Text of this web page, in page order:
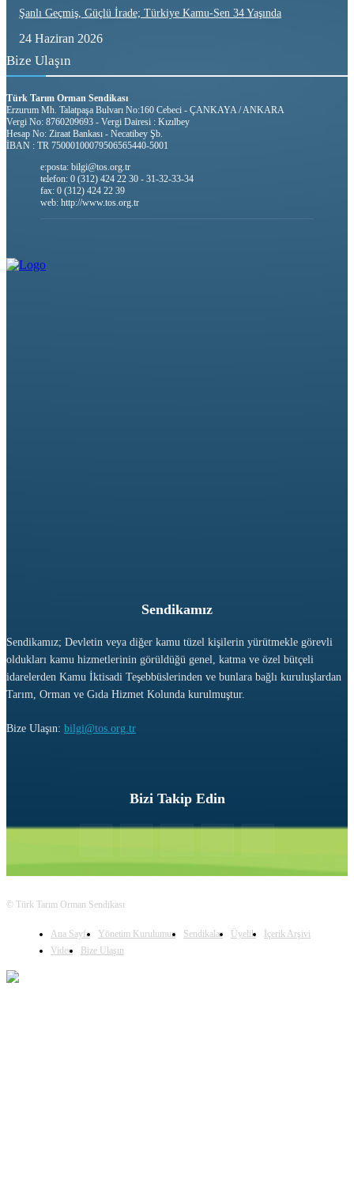
Şanlı Geçmiş, Güçlü İrade; Türkiye Kamu-Sen 34 Yaşında
24 Haziran 2026
Bize Ulaşın
Türk Tarım Orman Sendikası
Erzurum Mh. Talatpaşa Bulvarı No:160 Cebeci - ÇANKAYA / ANKARA
Vergi No: 8760209693 - Vergi Dairesi : Kızılbey
Hesap No: Ziraat Bankası - Necatibey Şb.
İBAN : TR 75000100079506565440-5001
e:posta: bilgi@tos.org.tr
telefon: 0 (312) 424 22 30 - 31-32-33-34
fax: 0 (312) 424 22 39
web: http://www.tos.org.tr
Sendikamız
Sendikamız; Devletin veya diğer kamu tüzel kişilerin yürütmekle görevli
oldukları kamu hizmetlerinin görüldüğü genel, katma ve özel bütçeli
idarelerden Kamu İktisadi Teşebbüslerinden ve bunlara bağlı kuruluşlardan
Tarım, Orman ve Gıda Hizmet Kolunda kurulmuştur.
Bize Ulaşın: bilgi@tos.org.tr
Bizi Takip Edin
© Türk Tarım Orman Sendikası
Ana Sayfa Yönetim Kurulumuz Sendikalar Üyelik
İçerik Arşivi
Video
Bize Ulaşın